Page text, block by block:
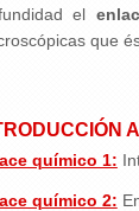
el
que
químico 1:
químico 2: